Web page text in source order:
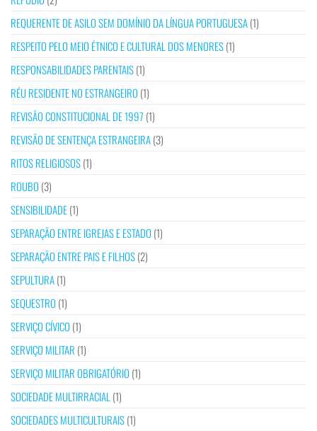
REQUERENTE DE ASILO SEM DOMÍNIO DA LÍNGUA PORTUGUESA(1)
RESPEITO PELO MEIO ÉTNICO E CULTURAL DOS MENORES(1)
RESPONSABILIDADES PARENTAIS(1)
RÉU RESIDENTE NO ESTRANGEIRO (1)
REVISÃO CONSTITUCIONAL DE 1997 (1)
REVISÃO DE SENTENÇA ESTRANGEIRA(3)
RITOS RELIGIOSOS(1)
ROUBO (3)
SENSIBILIDADE(1)
SEPARAÇÃO ENTRE IGREJAS E ESTADO (1)
SEPARAÇÃO ENTRE PAIS E FILHOS(2)
SEPULTURA(1)
SEQUESTRO (1)
SERVIÇO CÍVICO (1)
SERVIÇO MILITAR (1)
SERVIÇO MILITAR OBRIGATÓRIO (1)
SOCIEDADE MULTIRRACIAL (1)
SOCIEDADES MULTICULTURAIS(1)